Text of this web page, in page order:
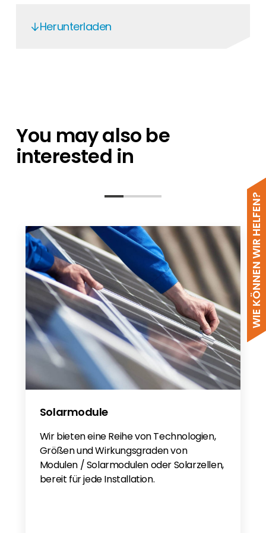
WIE KÖNNEN WIR HELFEN?
Herunterladen
You may also be
interested in
Solarmodule
Wir bieten eine Reihe von Technologien,
Größen und Wirkungsgraden von
Modulen / Solarmodulen oder Solarzellen,
bereit für jede Installation.